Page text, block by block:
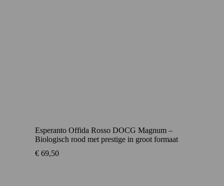
Esperanto Offida Rosso DOCG Magnum –
Biologisch rood met prestige in groot formaat
€ 69,50